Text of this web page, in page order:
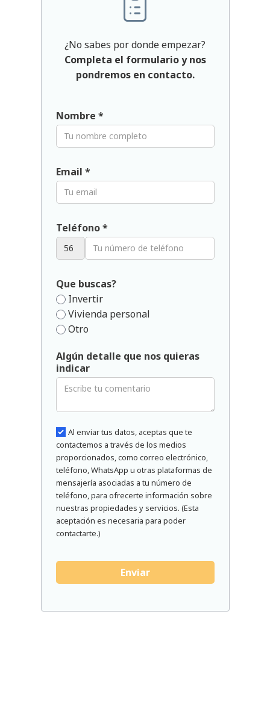
¿No sabes por donde empezar?
Completa el formulario y nos
pondremos en contacto.
Nombre *
Email *
Teléfono *
Que buscas?
Invertir
Vivienda personal
Otro
Algún detalle que nos quieras
indicar
Al enviar tus datos, aceptas que te
contactemos a través de los medios
proporcionados, como correo electrónico,
teléfono, WhatsApp u otras plataformas de
mensajería asociadas a tu número de
teléfono, para ofrecerte información sobre
nuestras propiedades y servicios. (Esta
aceptación es necesaria para poder
contactarte.)